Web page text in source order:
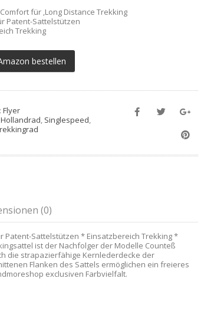
für ‚Long Distance Trekking
Patent-Sattelstützen
Trekking
bestellen
Flyer
Hollandrad, Singlespeed,
(0)
Patent-Sattelstützen * Einsatzbereich Trekking *
ist der Nachfolger der Modelle Counteß
die strapazierfähige Kernlederdecke der
Flanken des Sattels ermöglichen ein freieres
exclusiven Farbvielfalt.